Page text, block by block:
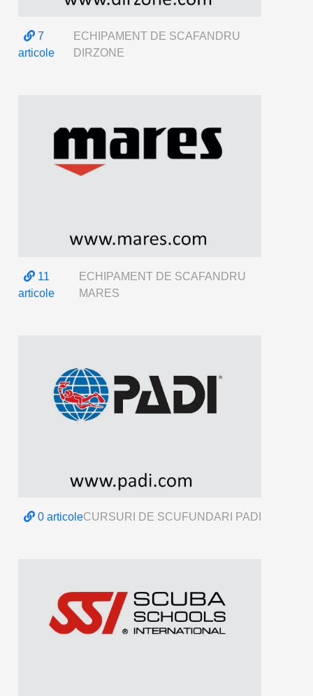
7
articole
ECHIPAMENT DE SCAFANDRU
DIRZONE
11
articole
ECHIPAMENT DE SCAFANDRU
MARES
0 articoleCURSURI DE SCUFUNDARI PADI